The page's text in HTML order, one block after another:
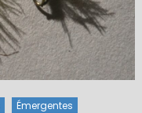
Émergentes